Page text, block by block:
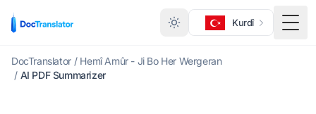
Kurdî
DocTranslator / Hemî Amûr - Ji Bo Her Wergeran
/ AI PDF Summarizer